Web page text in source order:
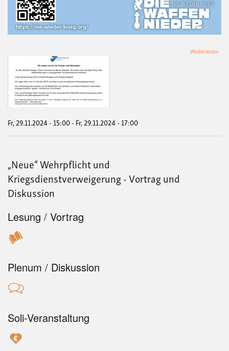
Weiterlesen
Fr, 29.11.2024 - 15:00- Fr, 29.11.2024 - 17:00
„Neue“ Wehrpflicht und
Kriegsdienstverweigerung - Vortrag und
Diskussion
Lesung / Vortrag
Plenum / Diskussion
Soli-Veranstaltung